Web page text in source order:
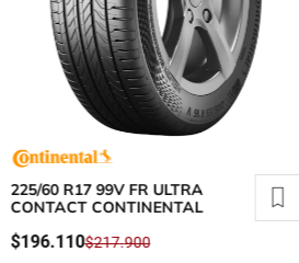
225/60 R17 99V FR ULTRA
CONTACT CONTINENTAL
$196.110$217.900